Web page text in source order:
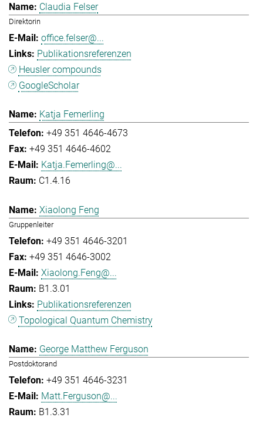
Claudia Felser
Direktorin
office.felser@...
Publikationsreferenzen
Heusler compounds
GoogleScholar
Katja Femerling
+49 351 4646-4673
+49 351 4646-4602
Katja.Femerling@...
C1.4.16
Xiaolong Feng
Gruppenleiter
+49 351 4646-3201
+49 351 4646-3002
Xiaolong.Feng@...
B1.3.01
Publikationsreferenzen
Topological Quantum Chemistry
George Matthew Ferguson
Postdoktorand
+49 351 4646-3231
Matt.Ferguson@...
B1.3.31